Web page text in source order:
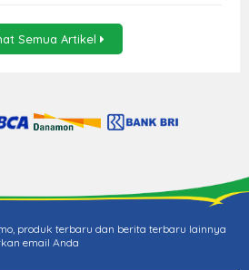
Semua Artikel
produk terbaru dan berita terbaru lainnya
email Anda